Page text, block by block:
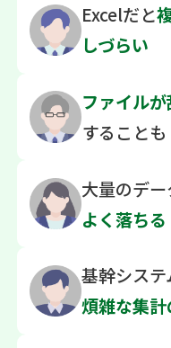
Excelだと
しづらい
ファイル
することも
大量のデ
よく落ちる
基幹システ
煩雑な集